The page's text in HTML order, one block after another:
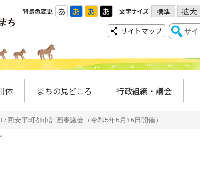
背景色変更 あ あ あ あ 文字サイズ 標準 拡大
サイトマップ
体 まちの見どころ 行政組織・議会
回安平町都市計画審議会（令和5年6月16日開催）